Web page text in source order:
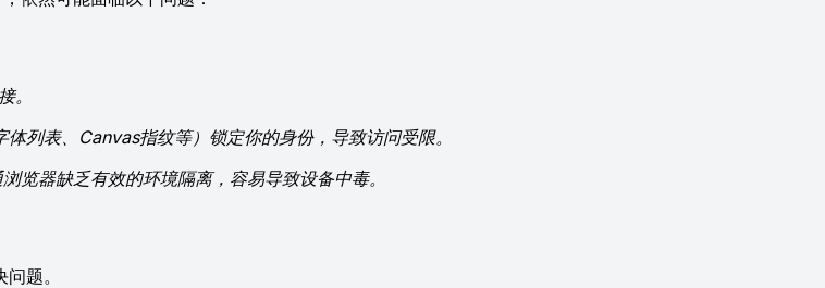
。
列表、Canvas指纹等）锁定你的身份，导致访问受限。
览器缺乏有效的环境隔离，容易导致设备中毒。
题。